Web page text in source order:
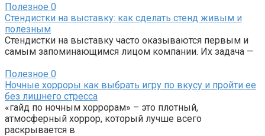
Полезное 0
Стендистки на выставку: как сделать стенд живым и
полезным
Стендистки на выставку часто оказываются первым и
самым запоминающимся лицом компании. Их задача —
Полезное 0
Ночные хорроры как выбрать игру по вкусу и пройти ее
без лишнего стресса
«гайд по ночным хоррорам» – это плотный,
атмосферный хоррор, который лучше всего
раскрывается в